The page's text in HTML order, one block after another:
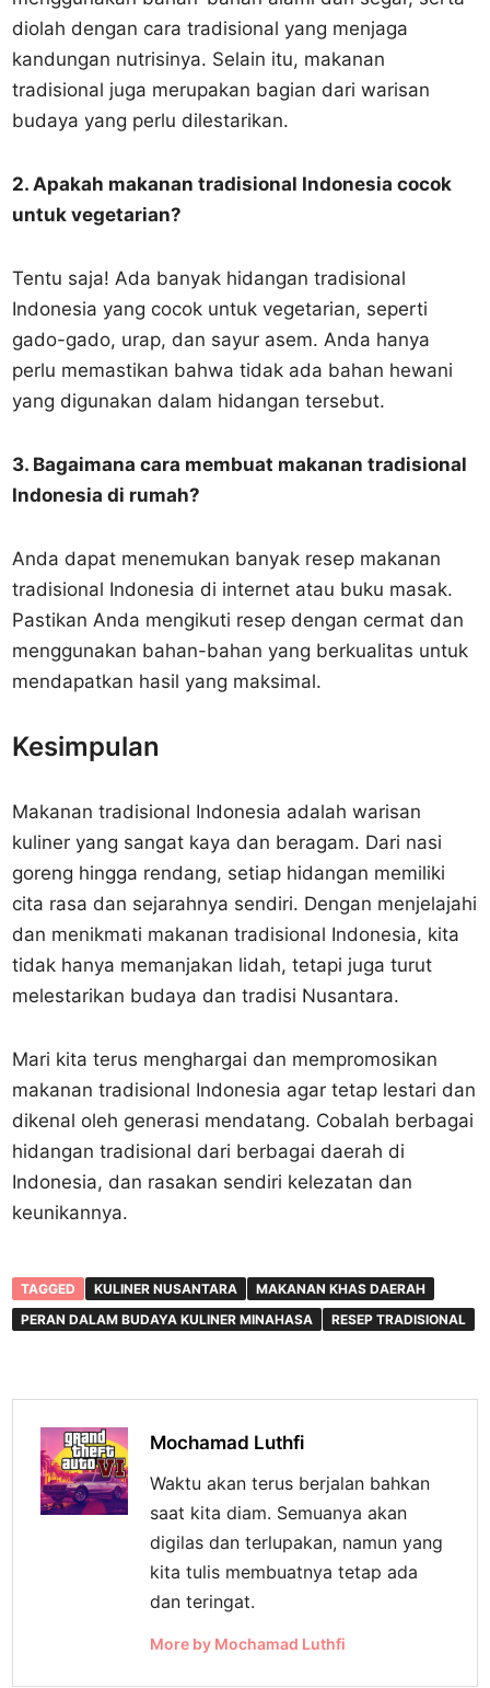
diolah dengan cara tradisional yang menjaga
kandungan nutrisinya. Selain itu, makanan
tradisional juga merupakan bagian dari warisan
budaya yang perlu dilestarikan.
2. Apakah makanan tradisional Indonesia cocok
untuk vegetarian?
Tentu saja! Ada banyak hidangan tradisional
Indonesia yang cocok untuk vegetarian, seperti
gado-gado, urap, dan sayur asem. Anda hanya
perlu memastikan bahwa tidak ada bahan hewani
yang digunakan dalam hidangan tersebut.
3. Bagaimana cara membuat makanan tradisional
Indonesia di rumah?
Anda dapat menemukan banyak resep makanan
tradisional Indonesia di internet atau buku masak.
Pastikan Anda mengikuti resep dengan cermat dan
menggunakan bahan-bahan yang berkualitas untuk
mendapatkan hasil yang maksimal.
Kesimpulan
Makanan tradisional Indonesia adalah warisan
kuliner yang sangat kaya dan beragam. Dari nasi
goreng hingga rendang, setiap hidangan memiliki
cita rasa dan sejarahnya sendiri. Dengan menjelajahi
dan menikmati makanan tradisional Indonesia, kita
tidak hanya memanjakan lidah, tetapi juga turut
melestarikan budaya dan tradisi Nusantara.
Mari kita terus menghargai dan mempromosikan
makanan tradisional Indonesia agar tetap lestari dan
dikenal oleh generasi mendatang. Cobalah berbagai
hidangan tradisional dari berbagai daerah di
Indonesia, dan rasakan sendiri kelezatan dan
keunikannya.
TAGGED KULINER NUSANTARA
MAKANAN KHAS DAERAH
PERAN DALAM BUDAYA KULINER MINAHASA
RESEP TRADISIONAL
Mochamad Luthfi
Waktu akan terus berjalan bahkan
saat kita diam. Semuanya akan
digilas dan terlupakan, namun yang
kita tulis membuatnya tetap ada
dan teringat.
More by Mochamad Luthfi